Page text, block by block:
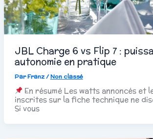
JBL Charge 6 vs Flip 7 :
autonomie en pratique
ParFranz/Non classé
En résumé Les watts annoncés et
inscrites sur la fiche technique ne
Si vous